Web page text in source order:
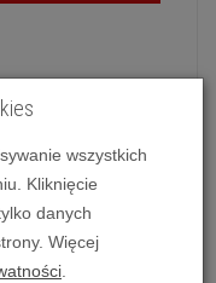
212 SE (Orzech)
systemie
specjalna oferta
TSW-212 SE
wszystkich
Kliknięcie
danych
Więcej
.